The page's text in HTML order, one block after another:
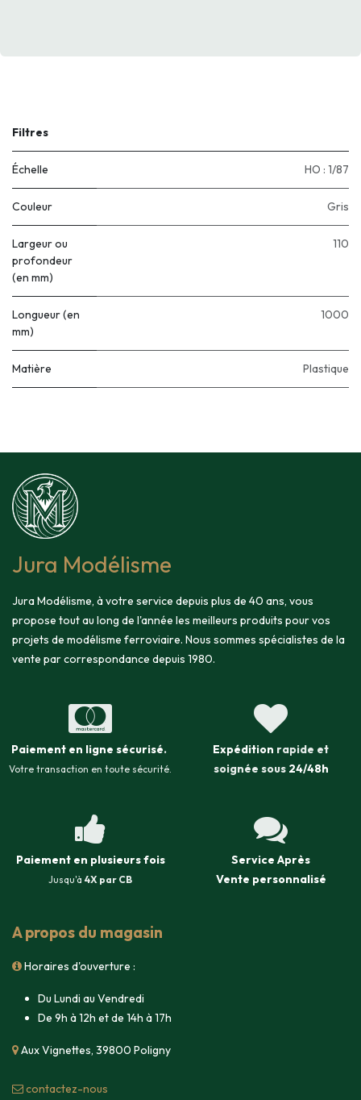
Filtres
Échelle HO : 1/87
Couleur Gris
Largeur ou
profondeur
(en mm)
110
Longueur (en
mm)
1000
Matière Plastique
Jura Modélisme
Jura Modélisme, à votre service depuis plus de 40 ans, vous
propose tout au long de l'année les meilleurs produits pour vos
projets de modélisme ferroviaire. Nous sommes spécialistes de la
vente par correspondance depuis 1980.
Paiement en ligne sécurisé.
Votre transaction en toute sécurité.
Expédition rapide et
soignée sous 24/48h
Paiement en plusieurs fois
Jusqu'à 4X par CB
Service Après
Vente personnalisé
A propos du magasin
Horaires d'ouverture :
Du Lundi au Vendredi
De 9h à 12h et de 14h à 17h
Aux Vignettes, 39800 Poligny
contacte​z-nous